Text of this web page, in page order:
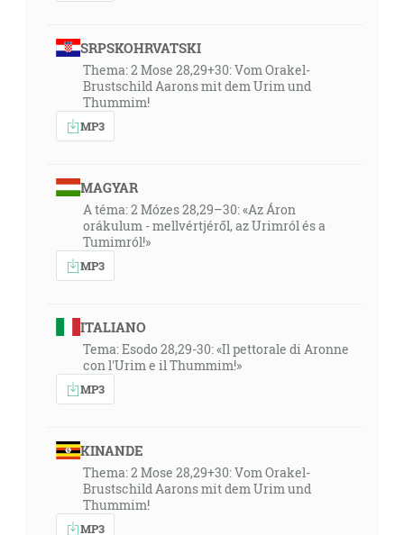
SRPSKOHRVATSKI
Thema: 2 Mose 28,29+30: Vom Orakel-
Brustschild Aarons mit dem Urim und
Thummim!
MP3
MAGYAR
A téma: 2 Mózes 28,29–30: «Az Áron
orákulum - mellvértjéről, az Urimról és a
Tumimról!»
MP3
ITALIANO
Tema: Esodo 28,29-30: «Il pettorale di Aronne
con l'Urim e il Thummim!»
MP3
KINANDE
Thema: 2 Mose 28,29+30: Vom Orakel-
Brustschild Aarons mit dem Urim und
Thummim!
MP3